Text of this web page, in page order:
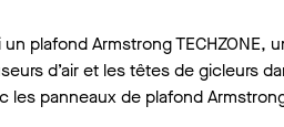
plafond Armstrong TECHZONE,
d’air et les têtes de gicleurs
panneaux de plafond